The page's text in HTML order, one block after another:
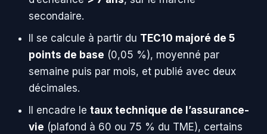
secondaire.
Il se calcule à partir du TEC10 majoré de 5
points de base (0,05 %), moyenné par
semaine puis par mois, et publié avec deux
décimales.
Il encadre le taux technique de l’assurance-
vie (plafond à 60 ou 75 % du TME), certains